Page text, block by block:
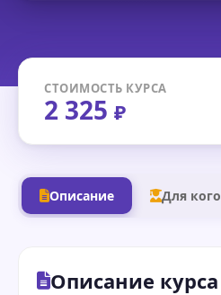
СТОИМОСТЬ КУРСА
2 325 ₽
Описание Для кого
Описание курса